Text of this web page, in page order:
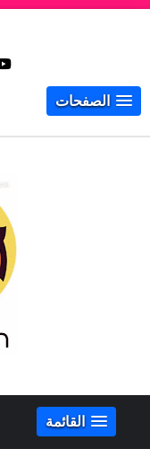
الصفحات
القائمة